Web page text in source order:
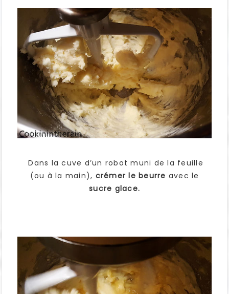
Dans la cuve d’un robot muni de la feuille
(ou à la main), crémer le beurre avec le
sucre glace.